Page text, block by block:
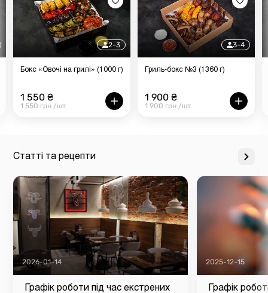
2-3
Бокс «Овочі на грилі» (1000 г)
1 550 ₴
1 550 грн /шт
3-4
Гриль-бокс №3 (1360 г)
1 900 ₴
1 900 грн /шт
Статті та рецепти
2026-01-14
Графік роботи під час екстрених
2025-12-15
Графік